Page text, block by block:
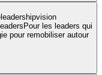
leadershipvision
Pour les leaders qui
pour remobiliser autour